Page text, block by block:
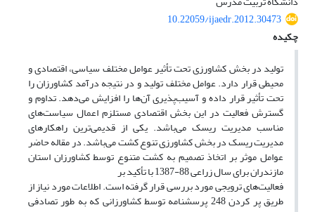
10.22059/ijaedr.2012.30473
چکیده
تولید در بخش کشاورزی تحت تأثیر عوامل مختلف سیاسی، اقتصادی و
محیطی قرار دارد. عوامل مختلف تولید و در نتیجه درآمد کشاورزان را
تحت تأثیر قرار داده و آسیب‌پذیری آن‌ها را افزایش می‌دهد. تداوم و
گسترش فعالیت در این بخش اقتصادی مستلزم اعمال سیاست‌های
مناسب مدیریت ریسک می‌باشد. یکی از قدیمی‌ترین راهکارهای
مدیریت ریسک در بخش کشاورزی تنوع کشت می‌باشد. در مقاله حاضر
عوامل موثر بر اتخاذ تصمیم به کشت متنوع توسط کشاورزان استان
مازندران برای سال زراعی 88-1387 با تأکید بر
فعالیت‌های ترویجی مورد بررسی قرار گرفته است. اطلاعات مورد نیاز از
طریق پر کردن 248 پرسشنامه توسط کشاورزانی که به طور تصادفی